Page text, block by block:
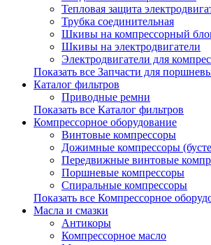
Тепловая защита
Трубка соединительная
Шкивы на компрессорный
Шкивы на электродвигатели
Электродвигатели для
Показать все Запчасти для
Каталог фильтров
Приводные ремни
Показать все Каталог фильтров
Компрессорное оборудование
Винтовые компрессоры
Дожимные компрессоры
Передвижные винтовые
Поршневые компрессоры
Спиральные компрессоры
Показать все Компрессорное
Масла и смазки
Антикоры
Компрессорное масло